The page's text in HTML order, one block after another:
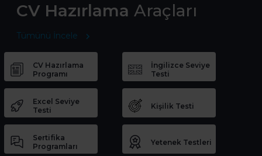
CV Hazırlama Araçları
Tümünü İncele
CV Hazırlama
Programı
İngilizce Seviye
Testi
Excel Seviye
Testi
Kişilik Testi
Sertifika
Programları
Yetenek Testleri